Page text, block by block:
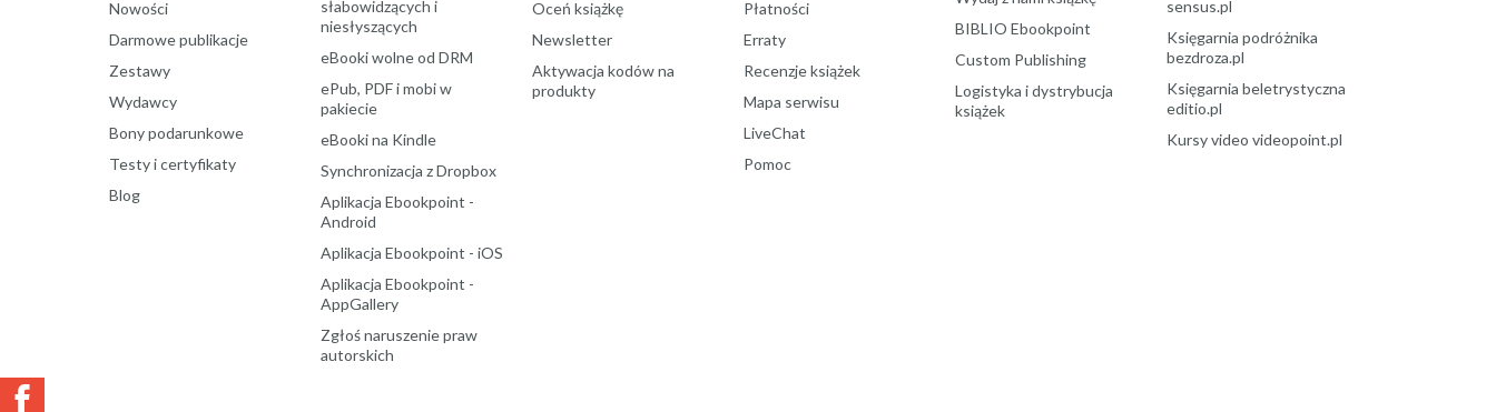
Nowości
Darmowe publikacje
Zestawy
Wydawcy
Bony podarunkowe
Testy i certyfikaty
Blog
słabowidzących i
niesłyszących
eBooki wolne od DRM
ePub, PDF i mobi w
pakiecie
eBooki na Kindle
Synchronizacja z Dropbox
Aplikacja Ebookpoint -
Android
Aplikacja Ebookpoint - iOS
Aplikacja Ebookpoint -
AppGallery
Zgłoś naruszenie praw
autorskich
Oceń książkę
Newsletter
Aktywacja kodów na
produkty
Płatności
Erraty
Recenzje książek
Mapa serwisu
LiveChat
Pomoc
BIBLIO Ebookpoint
Custom Publishing
Logistyka i dystrybucja
książek
sensus.pl
Księgarnia podróżnika
bezdroza.pl
Księgarnia beletrystyczna
editio.pl
Kursy video videopoint.pl